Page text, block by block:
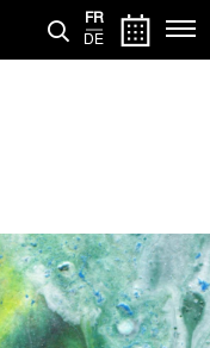
FR
DE